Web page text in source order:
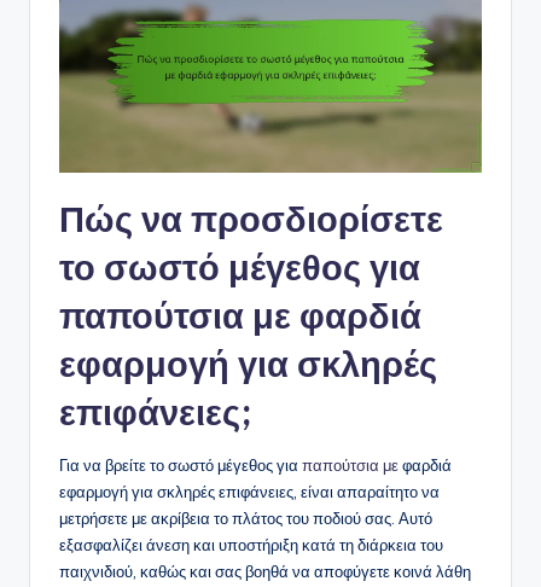
Πώς να προσδιορίσετε
το σωστό μέγεθος για
παπούτσια με φαρδιά
εφαρμογή για σκληρές
επιφάνειες;
Για να βρείτε το σωστό μέγεθος για παπούτσια μεφαρδιά
εφαρμογή για σκληρές επιφάνειες, είναι απαραίτητο να
μετρήσετε με ακρίβεια το πλάτος του ποδιού σας. Αυτό
εξασφαλίζει άνεση και υποστήριξη κατά τη διάρκεια του
παιχνιδιού, καθώς και σας βοηθά να αποφύγετε κοινά λάθη